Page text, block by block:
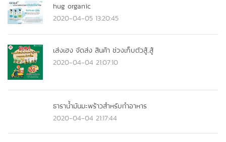
hug organic
2020-04-05 13:20:45
เส่งเฮง จัดส่ง สินค้า ช่วงเก็บตัวสู้..สู้
2020-04-04 21:07:10
ธาราน้ำมันมะพร้าวสำหรับทำอาหาร
2020-04-04 21:17:44